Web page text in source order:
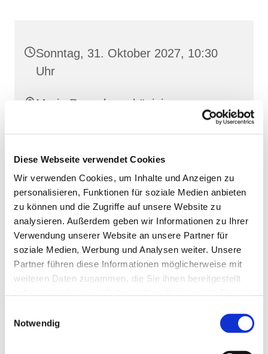
Diese Webseite verwendet Cookies
Wir verwenden Cookies, um Inhalte und Anzeigen zu
personalisieren, Funktionen für soziale Medien anbieten
zu können und die Zugriffe auf unsere Website zu
analysieren. Außerdem geben wir Informationen zu Ihrer
Verwendung unserer Website an unsere Partner für
soziale Medien, Werbung und Analysen weiter. Unsere
Partner führen diese Informationen möglicherweise mit
weiteren Daten zusammen, die Sie ihnen bereitgestellt
Notwendig
Sonntag, 31. Oktober 2027, 10:30
Uhr
Maria Rosenkranzkönigin,
Reiferstraße 2A, 17109 Demmin